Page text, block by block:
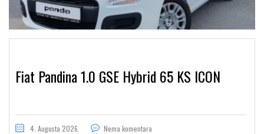
Fiat Pandina 1.0 GSE Hybrid 65 KS ICON
4. Augusta 2026. Nema komentara